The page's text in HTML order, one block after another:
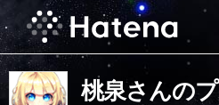
桃泉さんの